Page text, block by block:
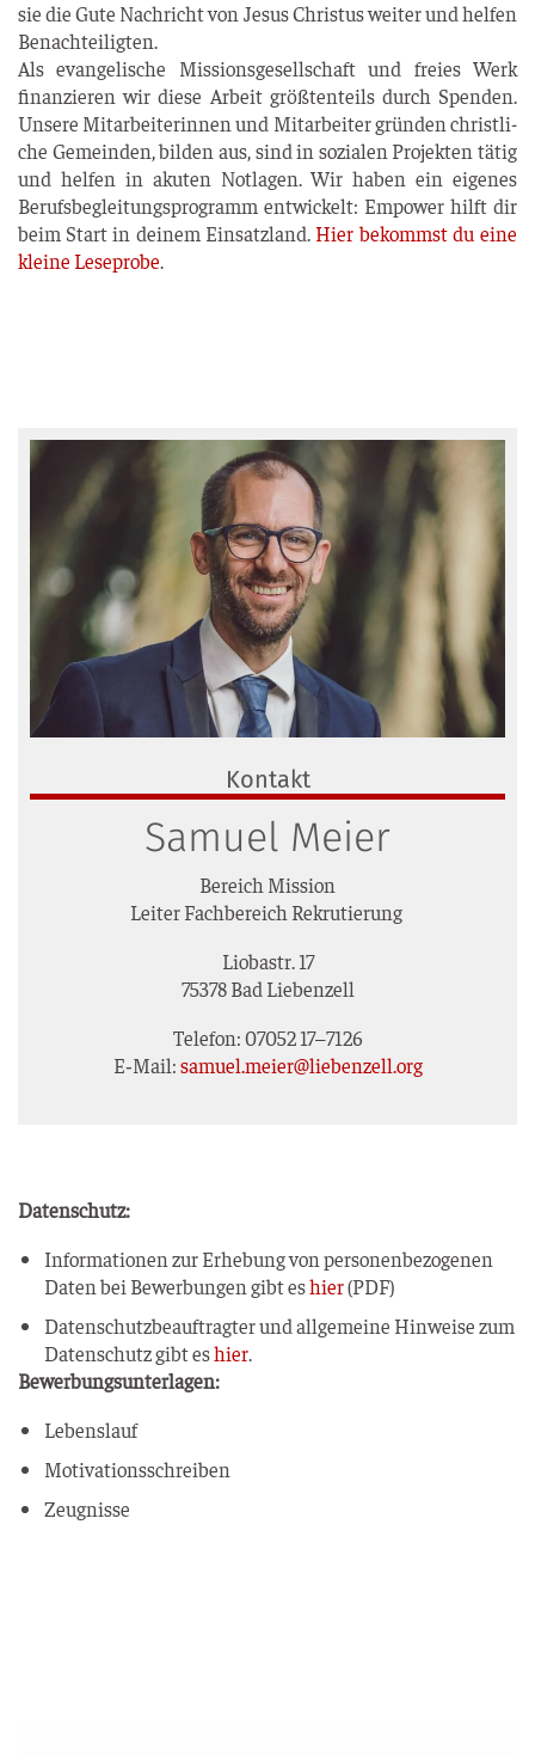
sie die Gute Nach­richt von Jesus Chris­tus wei­ter und hel­fen
Benach­tei­lig­ten.
Als evan­ge­li­sche Mis­si­ons­ge­sell­schaft und frei­es Werk
finan­zie­ren wir die­se Arbeit größ­ten­teils durch Spen­den.
Unse­re Mit­ar­bei­te­rin­nen und Mit­ar­bei­ter grün­den christ­li­
che Gemein­den, bil­den aus, sind in sozia­len Pro­jek­ten tätig
und hel­fen in aku­ten Not­la­gen. Wir haben ein eige­nes
Berufs­be­glei­tungs­pro­gramm ent­wi­ckelt: Empower hilft dir
beim Start in dei­nem Ein­satz­land. Hier bekommst du eine
klei­ne Lese­pro­be.
Kontakt
Samuel Meier
Bereich Mis­si­on
Lei­ter Fach­be­reich Rekrutierung
Lio­bastr. 17
75378 Bad Liebenzell
Tele­fon: 07052 17–7126
E‑Mail:samuel.meier@liebenzell.org
Daten­schutz:
Infor­ma­tio­nen zur Erhe­bung von per­so­nen­be­zo­ge­nen
Daten bei Bewer­bun­gen gibt eshier(PDF)
Daten­schutz­be­auf­trag­ter und all­ge­mei­ne Hin­wei­se zum
Daten­schutz gibt eshier.
Bewer­bungs­un­ter­la­gen:
Lebens­lauf
Moti­va­ti­ons­schrei­ben
Zeug­nis­se